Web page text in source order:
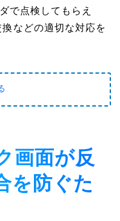
で点検してもらえ
などの適切な対応を
画面が反
を防ぐた